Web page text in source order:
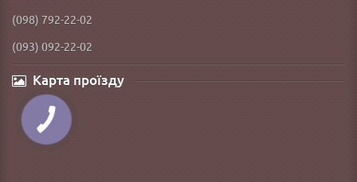
(098) 792-22-02
(093) 092-22-02
Карта проїзду